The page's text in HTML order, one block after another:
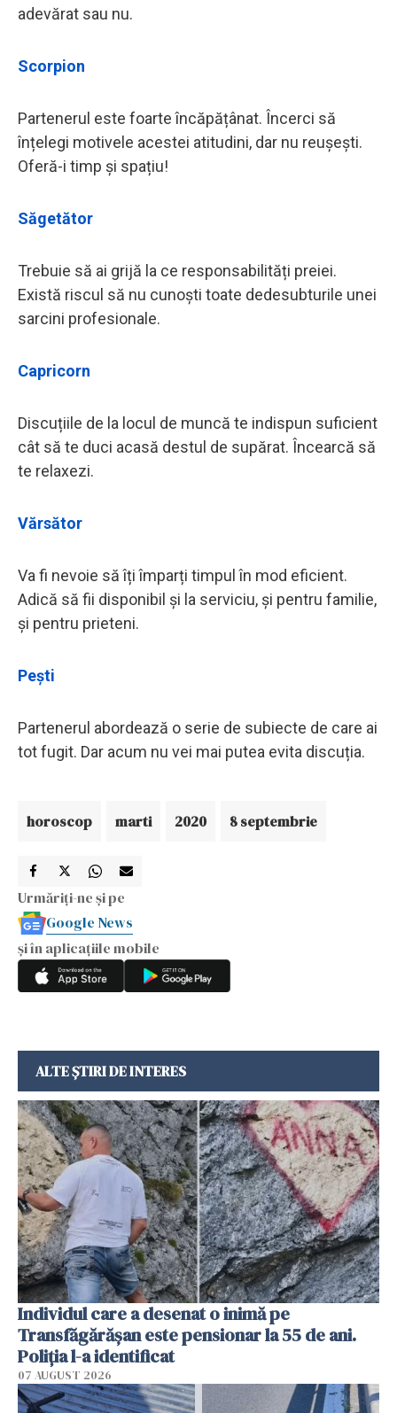
adevărat sau nu.
Scorpion
Partenerul este foarte încăpățânat. Încerci să
înțelegi motivele acestei atitudini, dar nu reușești.
Oferă-i timp și spațiu!
Săgetător
Trebuie să ai grijă la ce responsabilități preiei.
Există riscul să nu cunoști toate dedesubturile unei
sarcini profesionale.
Capricorn
Discuțiile de la locul de muncă te indispun suficient
cât să te duci acasă destul de supărat. Încearcă să
te relaxezi.
Vărsător
Va fi nevoie să îți împarți timpul în mod eficient.
Adică să fii disponibil și la serviciu, și pentru familie,
și pentru prieteni.
Pești
Partenerul abordează o serie de subiecte de care ai
tot fugit. Dar acum nu vei mai putea evita discuția.
horoscop marti 2020 8 septembrie
Urmăriți-ne și pe
Google News
și în aplicațiile mobile
ALTE ȘTIRI DE INTERES
Individul care a desenat o inimă pe
Transfăgărășan este pensionar la 55 de ani.
Poliția l-a identificat
07 AUGUST 2026